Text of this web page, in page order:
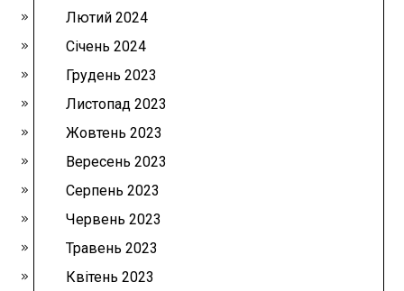
Лютий 2024
Січень 2024
Грудень 2023
Листопад 2023
Жовтень 2023
Вересень 2023
Серпень 2023
Червень 2023
Травень 2023
Квітень 2023